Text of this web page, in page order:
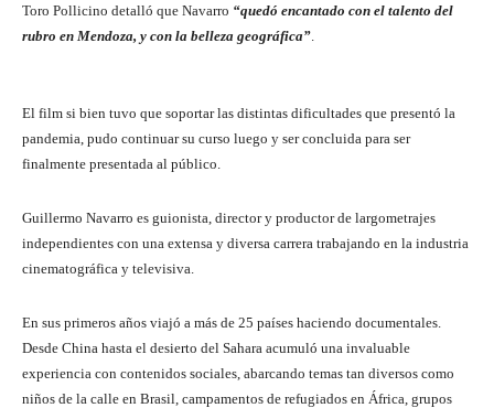
Toro Pollicino detalló que Navarro “quedó encantado con el talento del
rubro en Mendoza, y con la belleza geográfica”
El film si bien tuvo que soportar las distintas dificultades que presentó la
pandemia, pudo continuar su curso luego y ser concluida para ser
finalmente presentada al público.
Guillermo Navarro es guionista, director y productor de largometrajes
independientes con una extensa y diversa carrera trabajando en la industria
cinematográfica y televisiva.
En sus primeros años viajó a más de 25 países haciendo documentales.
Desde China hasta el desierto del Sahara acumuló una invaluable
experiencia con contenidos sociales, abarcando temas tan diversos como
niños de la calle en Brasil, campamentos de refugiados en África, grupos